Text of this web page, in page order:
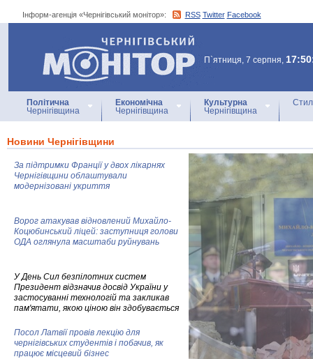
Інформ-агенція «Чернігівський монітор»: RSS Twitter Facebook
Інформ-агенція
«Чернігівський монітор»
П`ятниця, 7 серпня,
Політична
Чернігівщина
Економічна
Чернігівщина
Культурна
Чернігівщина
Новини Чернігівщини
За підтримки Франції у двох лікарнях
Чернігівщини облаштували
модернізовані укриття
Ворог атакував відновлений Михайло-
Коцюбинський ліцей: заступниця голови
ОДА оглянула масштаби руйнувань
У День Сил безпілотних систем
Президент відзначив досвід України у
застосуванні технологій та закликав
пам'ятати, якою ціною він здобувається
Посол Латвії провів лекцію для
чернігівських студентів і побачив, як
працює місцевий бізнес